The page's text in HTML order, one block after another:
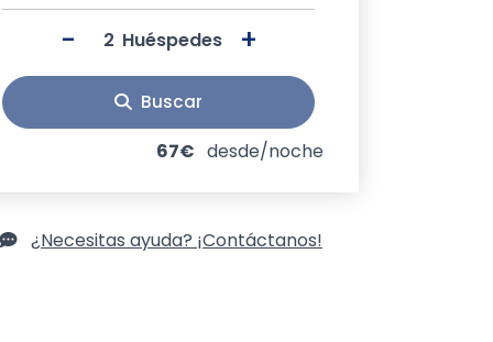
- Huéspedes +
Buscar
67€ desde/noche
¿Necesitas ayuda? ¡Contáctanos!